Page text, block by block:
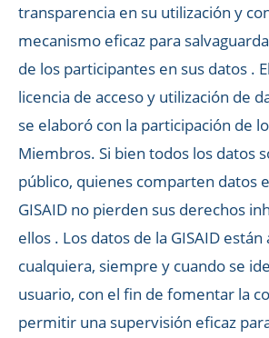
transparencia en su utilización y
mecanismo eficaz para
de los participantes en sus datos .
licencia de acceso y utilización de
se elaboró con la participación de
Miembros. Si bien todos los datos
público, quienes comparten datos
GISAID no pierden sus derechos
ellos . Los datos de la GISAID
cualquiera, siempre y cuando se
usuario, con el fin de fomentar la
permitir una supervisión eficaz